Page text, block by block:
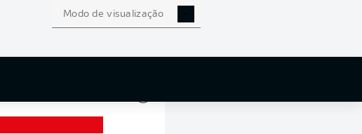
Modo de visualização